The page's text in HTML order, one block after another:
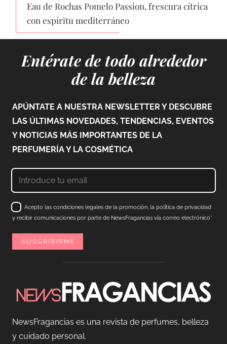
Eau de Rochas Pomelo Passion, frescura cítrica
con espíritu mediterráneo
Entérate de todo alrededor
de la belleza
APÚNTATE A NUESTRA NEWSLETTER Y DESCUBRE
LAS ÚLTIMAS NOVEDADES, TENDENCIAS, EVENTOS
Y NOTICIAS MÁS IMPORTANTES DE LA
PERFUMERÍA Y LA COSMÉTICA
Acepto las condiciones legales de la promoción, la política de privacidad
y recibir comunicaciones por parte de NewsFragancias vía correo electrónico*
NewsFragancias es una revista de perfumes, belleza
y cuidado personal.